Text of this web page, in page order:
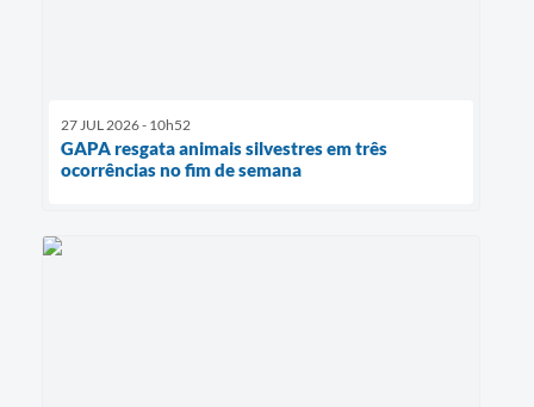
27 JUL 2026 - 10h52
GAPA resgata animais silvestres em três
ocorrências no fim de semana